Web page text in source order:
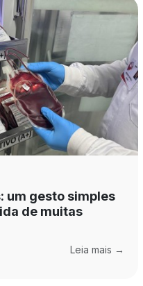
um gesto simples
de muitas
Leia mais →